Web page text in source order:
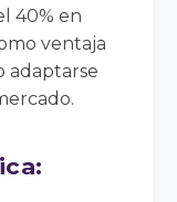
40% en
ventaja
adaptarse